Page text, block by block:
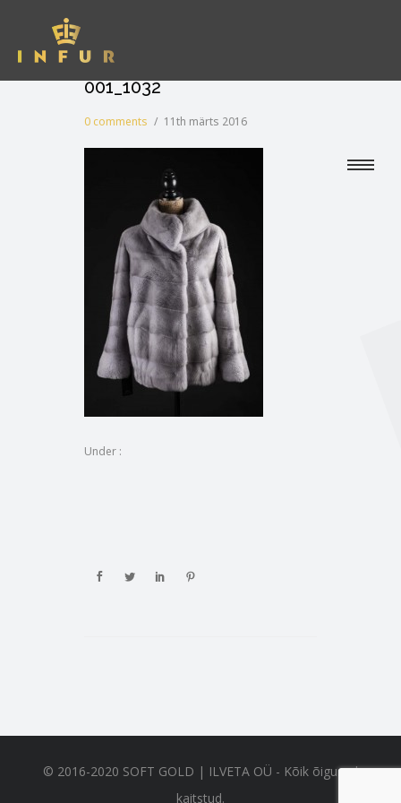
001_1032
0 comments / 11th märts 2016
Under :
© 2016-2020 SOFT GOLD | ILVETA OÜ - Kõik õigused
kaitstud.